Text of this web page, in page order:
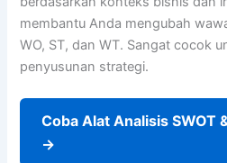
membantu Anda mengubah
WO, ST, dan WT. Sangat cocok
penyusunan strategi.
Coba Alat Analisis SWOT
→